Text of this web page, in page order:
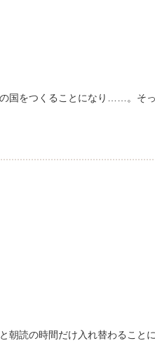
国をつくることになり……。そ
朝読の時間だけ入れ替わること